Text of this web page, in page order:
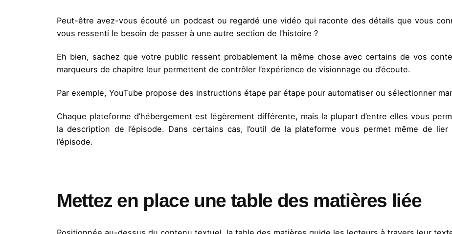
Peut-être avez-vous écouté un podcast ou regardé une vidéo qui raconte des détails que vous
vous ressenti le besoin de passer à une autre section de l’histoire ?
Eh bien, sachez que votre public ressent probablement la même chose avec certains de vos
marqueurs de chapitre leur permettent de contrôler l’expérience de visionnage ou d’écoute.
Par exemple, YouTube propose des instructions étape par étape pour automatiser ou sélectionner
Chaque plateforme d’hébergement est légèrement différente, mais la plupart d’entre elles vous
la description de l’épisode. Dans certains cas, l’outil de la plateforme vous permet même de
l’épisode.
Mettez en place une table des matières liée